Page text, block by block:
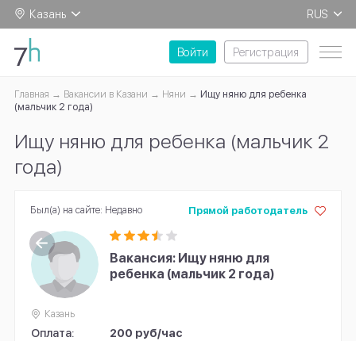
Казань
RUS
EN
Войти
Регистрация
Главная Вакансии в Казани Няни
Ищу няню для ребенка
(мальчик 2 года)
Ищу няню для ребенка (мальчик 2
года)
Вакансия: Ищу няню для
ребенка (мальчик 2 года)
Казань
Прямой работодатель
Оплата:
200 руб/час
Был(а) на сайте: Недавно